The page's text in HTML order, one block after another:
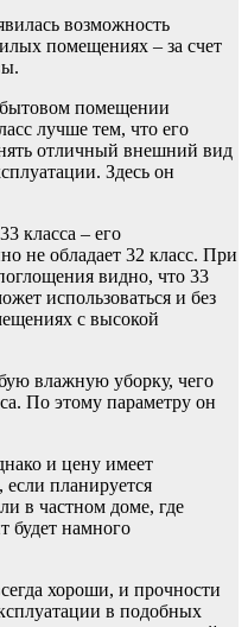
возможность
помещениях – за счет
бытовом помещении
лучше тем, что его
отличный внешний вид
Здесь он
класса – его
не обладает 32 класс. При
видно, что 33
использоваться и без
с высокой
влажную уборку, чего
По этому параметру он
и цену имеет
планируется
в частном доме, где
будет намного
хороши, и прочности
в подобных